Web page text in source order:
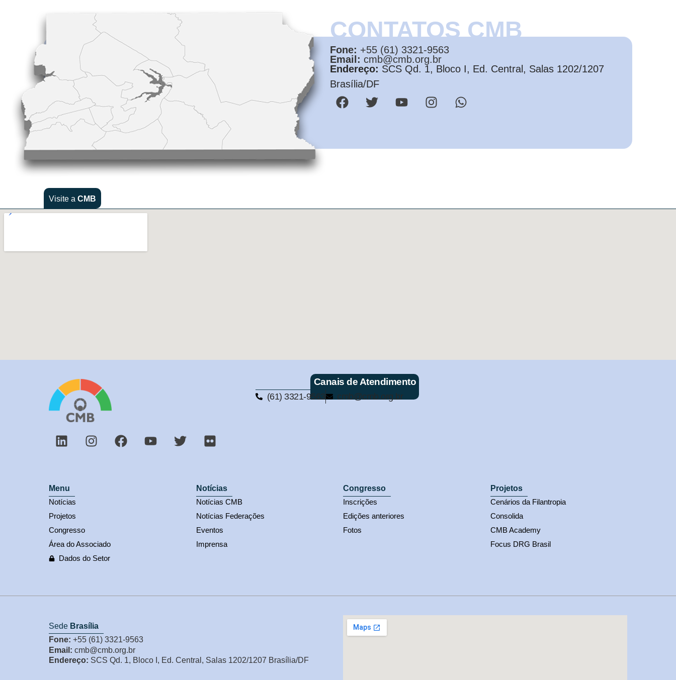
CONTATOS CMB
Fone: +55 (61) 3321-9563
Email: cmb@cmb.org.br
Endereço: SCS Qd. 1, Bloco I, Ed. Central, Salas 1202/1207
Brasília/DF
Visite a CMB
Canais de Atendimento
(61) 3321-9563 cmb@cmb.org.br
Menu
Notícias
Projetos
Congresso
Área do Associado
Dados do Setor
Notícias
Notícias CMB
Notícias Federações
Eventos
Imprensa
Congresso
Inscrições
Edições anteriores
Fotos
Projetos
Cenários da Filantropia
Consolida
CMB Academy
Focus DRG Brasil
Sede Brasília
Fone: +55 (61) 3321-9563
Email: cmb@cmb.org.br
Endereço: SCS Qd. 1, Bloco I, Ed. Central, Salas 1202/1207 Brasília/DF